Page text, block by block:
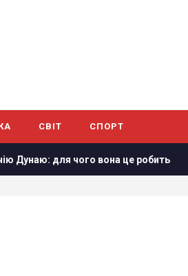
СВІТ СПОРТ
вона це робить У Польщі